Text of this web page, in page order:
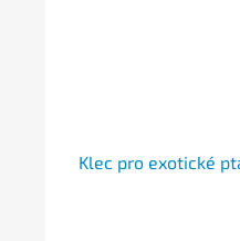
Klec pro exotické